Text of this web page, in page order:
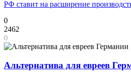
РФ ставит на расширение
0
2462
0
Альтернатива для евреев